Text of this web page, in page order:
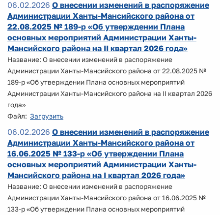
06.02.2026 О внесении изменений в распоряжение
Администрации Ханты-Мансийского района от
22.08.2025 № 189-р «Об утверждении Плана
основных мероприятий Администрации Ханты-
Мансийского района на II квартал 2026 года»
Название: О внесении изменений в распоряжение
Администрации Ханты-Мансийского района от 22.08.2025 №
189-р «Об утверждении Плана основных мероприятий
Администрации Ханты-Мансийского района на II квартал 2026
года»
Файл: Загрузить
06.02.2026 О внесении изменений в распоряжение
Администрации Ханты-Мансийского района от
16.06.2025 № 133-р «Об утверждении Плана
основных мероприятий Администрации Ханты-
Мансийского района на I квартал 2026 года»
Название: О внесении изменений в распоряжение
Администрации Ханты-Мансийского района от 16.06.2025 №
133-р «Об утверждении Плана основных мероприятий